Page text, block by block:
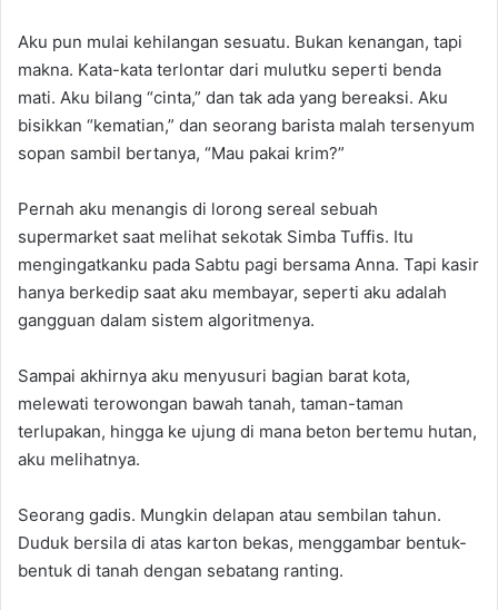
Aku pun mulai kehilangan sesuatu. Bukan kenangan, tapi
makna. Kata-kata terlontar dari mulutku seperti benda
mati. Aku bilang “cinta,” dan tak ada yang bereaksi. Aku
bisikkan “kematian,” dan seorang barista malah tersenyum
sopan sambil bertanya, “Mau pakai krim?”
Pernah aku menangis di lorong sereal sebuah
supermarket saat melihat sekotak Simba Tuffis. Itu
mengingatkanku pada Sabtu pagi bersama Anna. Tapi kasir
hanya berkedip saat aku membayar, seperti aku adalah
gangguan dalam sistem algoritmenya.
Sampai akhirnya aku menyusuri bagian barat kota,
melewati terowongan bawah tanah, taman-taman
terlupakan, hingga ke ujung di mana beton bertemu hutan,
aku melihatnya.
Seorang gadis. Mungkin delapan atau sembilan tahun.
Duduk bersila di atas karton bekas, menggambar bentuk-
bentuk di tanah dengan sebatang ranting.